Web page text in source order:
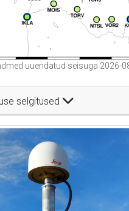
uuendatud seisuga 2026-
selgitused